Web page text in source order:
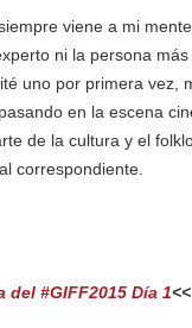
viene a mi
ni la persona
uno por primera vez,
en la escena
de la cultura y el
correspondiente.
#GIFF2015 Día 1<<